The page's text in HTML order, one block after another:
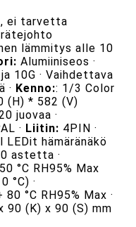
ei tarvetta
lämmitys alle 10
Alumiiniseos ·
10G · Vaihdettava
· Kenno:: 1/3 Color
(H) * 582 (V)
juovaa ·
· Liitin: 4PIN ·
LEDit hämäränäkö
astetta ·
°C RH95% Max
°C) ·
80 °C RH95% Max ·
90 (K) x 90 (S) mm